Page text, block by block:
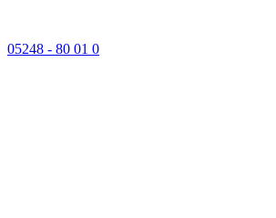
05248 - 80 01 0